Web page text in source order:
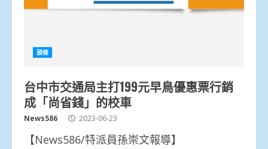
頭條
台中市交通局主打199元早鳥優惠票行銷
成「尚省錢」的校車
News586 2023-06-23
【News586/特派員孫崇文報導】